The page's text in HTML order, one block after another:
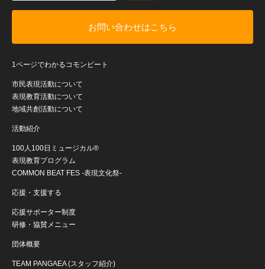
お問い合わせはこちら
1ページでわかるコモンビート
市民表現活動について
表現教育活動について
地域共創活動について
活動紹介
100人100日ミュージカル®
表現教育プログラム
COMMON BEAT FES -表現文化祭-
応援・支援する
応援サポーター制度
研修・協賛メニュー
団体概要
TEAM PANGAEA (スタッフ紹介)